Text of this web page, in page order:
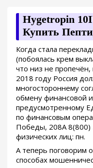
Hygetropin
Купить
Когда стала
(побоялась крем
что низ не пропечён,
2018 году Россия
многостороннему
обмену финансовой
предусмотренному
по финансовым
Победы, 208А 8(800)
физических лиц: пн.
А теперь поговорим
способах